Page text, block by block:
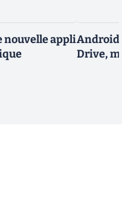
nouvelle appliAndroid
Drive,